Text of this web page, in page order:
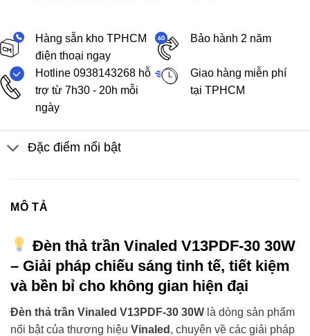
Hàng sẵn kho TPHCM
điện thoại ngay
Bảo hành 2 năm
Hotline 0938143268 hỗ
trợ từ 7h30 - 20h mỗi
ngày
Giao hàng miễn phí
tại TPHCM
Đặc điểm nổi bật
MÔ TẢ
Đèn thả trần Vinaled V13PDF-30 30W
– Giải pháp chiếu sáng tinh tế, tiết kiệm
và bền bỉ cho không gian hiện đại
Đèn thả trần Vinaled V13PDF-30 30W là dòng sản phẩm
nổi bật của thương hiệu Vinaled , chuyên về các giải pháp